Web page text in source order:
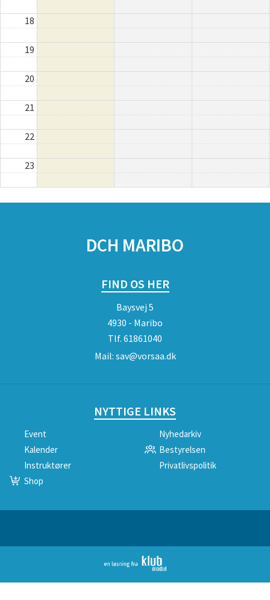
18
19
20
21
22
23
DCH MARIBO
FIND OS HER
Baysvej 5
4930 - Maribo
Tlf. 61861040
Mail: sav@vorsaa.dk
NYTTIGE LINKS
Event
Nyhedarkiv
Kalender
Bestyrelsen
Instruktører
Privatlivspolitik
Shop